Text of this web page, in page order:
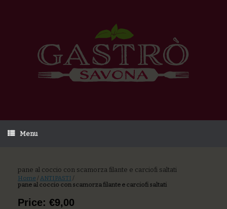
Menu
pane al coccio con scamorza filante e carciofi saltati
Home /ANTIPASTI /
pane al coccio con scamorza filante e carciofi saltati
Price: €9,00